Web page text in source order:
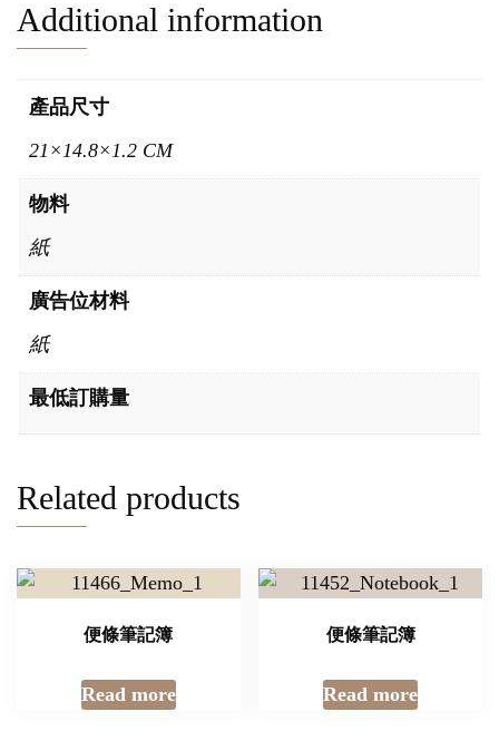
Additional information
產品尺寸
21×14.8×1.2 CM
物料
紙
廣告位材料
紙
最低訂購量
Related products
便條筆記簿
Read more
便條筆記簿
Read more